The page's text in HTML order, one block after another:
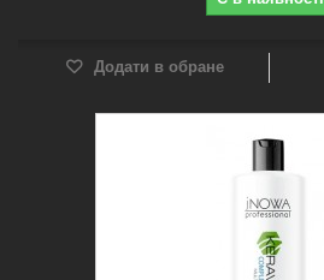
Додати в обране